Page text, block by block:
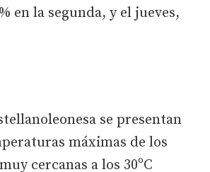
en la segunda, y el jueves,
se presentan
máximas de los
cercanas a los 30ºC